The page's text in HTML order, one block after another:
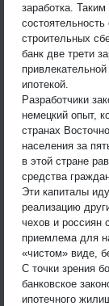
заработка.
строительных
банк две трети
ипотекой.
Разработчики
немецкий опыт,
странах
населения за
в этой стране
средства
Эти капиталы
реализацию
чехов и россиян
приемлема для
«чистом» виде,
С точки зрения
банковское
ипотечного